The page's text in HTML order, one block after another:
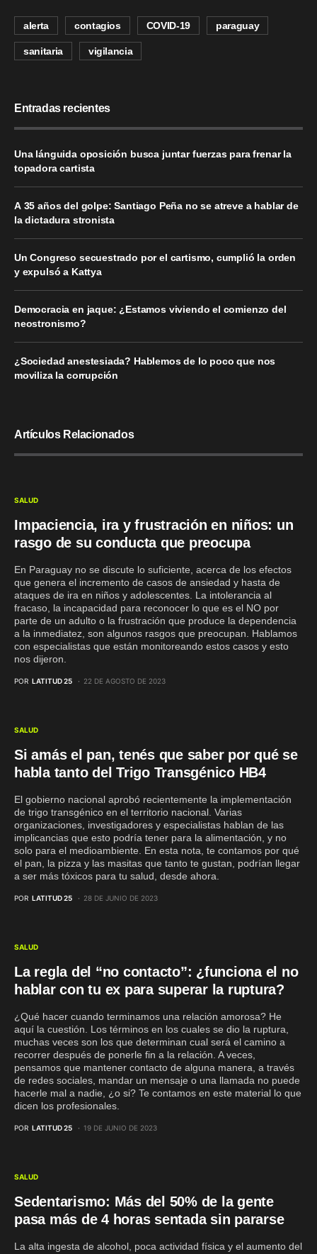
alerta contagios COVID-19 paraguay
sanitaria vigilancia
Entradas recientes
Una lánguida oposición busca juntar fuerzas para frenar la
topadora cartista
A 35 años del golpe: Santiago Peña no se atreve a hablar de
la dictadura stronista
Un Congreso secuestrado por el cartismo, cumplió la orden
y expulsó a Kattya
Democracia en jaque: ¿Estamos viviendo el comienzo del
neostronismo?
¿Sociedad anestesiada? Hablemos de lo poco que nos
moviliza la corrupción
Artículos Relacionados
SALUD
Impaciencia, ira y frustración en niños: un
rasgo de su conducta que preocupa
En Paraguay no se discute lo suficiente, acerca de los efectos
que genera el incremento de casos de ansiedad y hasta de
ataques de ira en niños y adolescentes. La intolerancia al
fracaso, la incapacidad para reconocer lo que es el NO por
parte de un adulto o la frustración que produce la dependencia
a la inmediatez, son algunos rasgos que preocupan. Hablamos
con especialistas que están monitoreando estos casos y esto
nos dijeron.
POR LATITUD 25 22 DE AGOSTO DE 2023
SALUD
Si amás el pan, tenés que saber por qué se
habla tanto del Trigo Transgénico HB4
El gobierno nacional aprobó recientemente la implementación
de trigo transgénico en el territorio nacional. Varias
organizaciones, investigadores y especialistas hablan de las
implicancias que esto podría tener para la alimentación, y no
solo para el medioambiente. En esta nota, te contamos por qué
el pan, la pizza y las masitas que tanto te gustan, podrían llegar
a ser más tóxicos para tu salud, desde ahora.
POR LATITUD 25 28 DE JUNIO DE 2023
SALUD
La regla del “no contacto”: ¿funciona el no
hablar con tu ex para superar la ruptura?
¿Qué hacer cuando terminamos una relación amorosa? He
aquí la cuestión. Los términos en los cuales se dio la ruptura,
muchas veces son los que determinan cual será el camino a
recorrer después de ponerle fin a la relación. A veces,
pensamos que mantener contacto de alguna manera, a través
de redes sociales, mandar un mensaje o una llamada no puede
hacerle mal a nadie, ¿o si? Te contamos en este material lo que
dicen los profesionales.
POR LATITUD 25 19 DE JUNIO DE 2023
SALUD
Sedentarismo: Más del 50% de la gente
pasa más de 4 horas sentada sin pararse
La alta ingesta de alcohol, poca actividad física y el aumento del